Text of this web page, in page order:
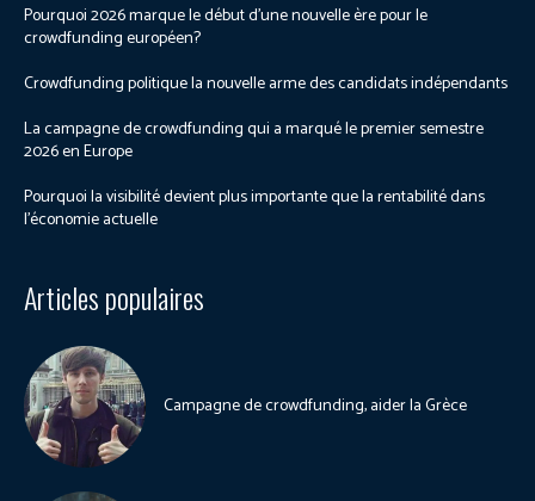
Pourquoi 2026 marque le début d’une nouvelle ère pour le
crowdfunding européen?
Crowdfunding politique la nouvelle arme des candidats indépendants
La campagne de crowdfunding qui a marqué le premier semestre
2026 en Europe
Pourquoi la visibilité devient plus importante que la rentabilité dans
l’économie actuelle
Articles populaires
Campagne de crowdfunding, aider la Grèce